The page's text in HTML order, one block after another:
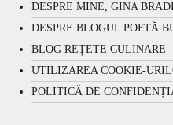
DESPRE MINE, GINA
DESPRE BLOGUL POFTĂ
BLOG REȚETE CULINARE
UTILIZAREA COOKIE-
POLITICĂ DE